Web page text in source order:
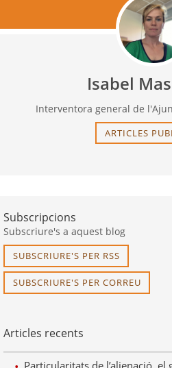
Isabel
Interventora general de
ARTICLES
Subscripcions
Subscriure's a aquest blog
SUBSCRIURE'S PER RSS
SUBSCRIURE'S PER CORREU
Articles recents
Particularitats de l’alienació,